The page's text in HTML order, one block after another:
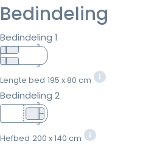
Bedindeling
Bedindeling 1
Lengte bed 195 x 80 cm
Bedindeling 2
Hefbed 200 x 140 cm